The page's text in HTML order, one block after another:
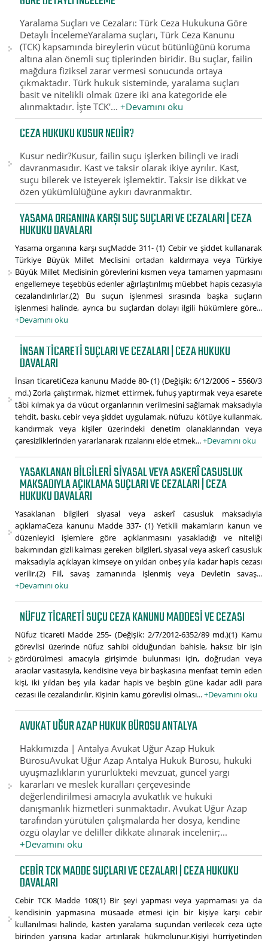
Yaralama Suçları ve Cezaları: Türk Ceza Hukukuna Göre
Detaylı İncelemeYaralama suçları, Türk Ceza Kanunu
(TCK) kapsamında bireylerin vücut bütünlüğünü koruma
altına alan önemli suç tiplerinden biridir. Bu suçlar, failin
mağdura fiziksel zarar vermesi sonucunda ortaya
çıkmaktadır. Türk hukuk sisteminde, yaralama suçları
basit ve nitelikli olmak üzere iki ana kategoride ele
alınmaktadır. İşte TCK'...+Devamını oku
CEZA HUKUKU KUSUR NEDIR?
Kusur nedir?Kusur, failin suçu işlerken bilinçli ve iradi
davranmasıdır. Kast ve taksir olarak ikiye ayrılır. Kast,
suçu bilerek ve isteyerek işlemektir. Taksir ise dikkat ve
özen yükümlülüğüne aykırı davranmaktır.
YASAMA ORGANINA KARŞI SUÇ SUÇLARI VE CEZALARI | CEZA
HUKUKU DAVALARI
Yasama organına karşı suçMadde 311- (1) Cebir ve şiddet kullanarak
Türkiye Büyük Millet Meclisini ortadan kaldırmaya veya Türkiye
Büyük Millet Meclisinin görevlerini kısmen veya tamamen yapmasını
engellemeye teşebbüs edenler ağırlaştırılmış müebbet hapis cezasıyla
cezalandırılırlar.(2) Bu suçun işlenmesi sırasında başka suçların
işlenmesi halinde, ayrıca bu suçlardan dolayı ilgili hükümlere göre...
+Devamını oku
İNSAN TICARETI SUÇLARI VE CEZALARI | CEZA HUKUKU
DAVALARI
İnsan ticaretiCeza kanunu Madde 80- (1) (Değişik: 6/12/2006 – 5560/3
md.) Zorla çalıştırmak, hizmet ettirmek, fuhuş yaptırmak veya esarete
tâbi kılmak ya da vücut organlarının verilmesini sağlamak maksadıyla
tehdit, baskı, cebir veya şiddet uygulamak, nüfuzu kötüye kullanmak,
kandırmak veya kişiler üzerindeki denetim olanaklarından veya
çaresizliklerinden yararlanarak rızalarını elde etmek...+Devamını oku
YASAKLANAN BILGILERI SIYASAL VEYA ASKERÎ CASUSLUK
MAKSADIYLA AÇIKLAMA SUÇLARI VE CEZALARI | CEZA
HUKUKU DAVALARI
Yasaklanan bilgileri siyasal veya askerî casusluk maksadıyla
açıklamaCeza kanunu Madde 337- (1) Yetkili makamların kanun ve
düzenleyici işlemlere göre açıklanmasını yasakladığı ve niteliği
bakımından gizli kalması gereken bilgileri, siyasal veya askerî casusluk
maksadıyla açıklayan kimseye on yıldan onbeş yıla kadar hapis cezası
verilir.(2) Fiil, savaş zamanında işlenmiş veya Devletin savaş...
+Devamını oku
NÜFUZ TICARETI SUÇU CEZA KANUNU MADDESI VE CEZASI
Nüfuz ticareti Madde 255- (Değişik: 2/7/2012-6352/89 md.)(1) Kamu
görevlisi üzerinde nüfuz sahibi olduğundan bahisle, haksız bir işin
gördürülmesi amacıyla girişimde bulunması için, doğrudan veya
aracılar vasıtasıyla, kendisine veya bir başkasına menfaat temin eden
kişi, iki yıldan beş yıla kadar hapis ve beşbin güne kadar adli para
cezası ile cezalandırılır. Kişinin kamu görevlisi olması...+Devamını oku
AVUKAT UĞUR AZAP HUKUK BÜROSU ANTALYA
Hakkımızda | Antalya Avukat Uğur Azap Hukuk
BürosuAvukat Uğur Azap Antalya Hukuk Bürosu, hukuki
uyuşmazlıkların yürürlükteki mevzuat, güncel yargı
kararları ve meslek kuralları çerçevesinde
değerlendirilmesi amacıyla avukatlık ve hukuki
danışmanlık hizmetleri sunmaktadır. Avukat Uğur Azap
tarafından yürütülen çalışmalarda her dosya, kendine
özgü olaylar ve deliller dikkate alınarak incelenir;...
+Devamını oku
CEBIR TCK MADDE SUÇLARI VE CEZALARI | CEZA HUKUKU
DAVALARI
Cebir TCK Madde 108(1) Bir şeyi yapması veya yapmaması ya da
kendisinin yapmasına müsaade etmesi için bir kişiye karşı cebir
kullanılması halinde, kasten yaralama suçundan verilecek ceza üçte
birinden yarısına kadar artırılarak hükmolunur.Kişiyi hürriyetinden